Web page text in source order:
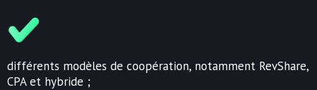
différents modèles de coopération, notamment RevShare,
CPA et hybride ;